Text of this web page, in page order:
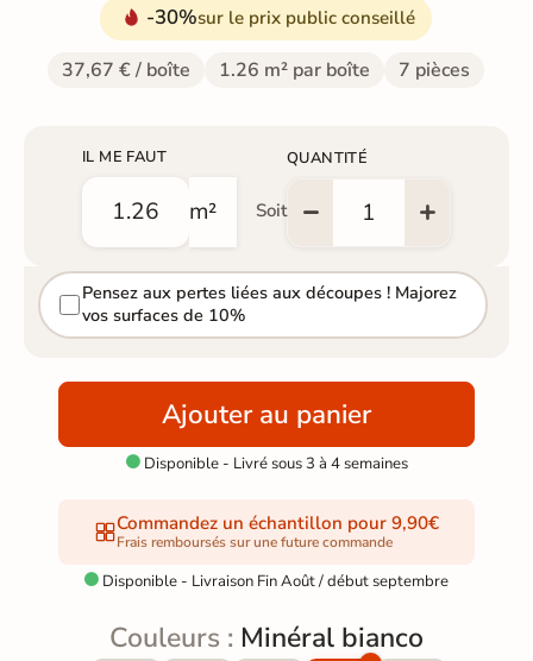
-30%sur le prix public conseillé
37,67 € / boîte 1.26 m² par boîte 7 pièces
IL ME FAUT
m² Soit
QUANTITÉ
Pensez aux pertes liées aux découpes ! Majorez
vos surfaces de 10%
Ajouter au panier
Disponible - Livré sous 3 à 4 semaines
Commandez un échantillon pour 9,90€
Frais remboursés sur une future commande
 Disponible - Livraison Fin Août / début septembre
Couleurs : Minéral bianco